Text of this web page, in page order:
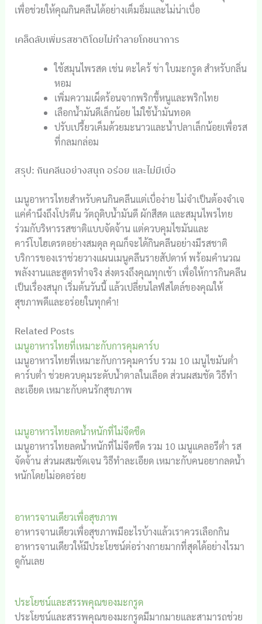
เพื่อช่วยให้คุณกินคลีนได้อย่างเต็มอิ่มและไม่น่าเบื่อ
เคล็ดลับเพิ่มรสชาติโดยไม่ทำลายโภชนาการ
ใช้สมุนไพรสด เช่น ตะไคร้ ข่า ใบมะกรูด สำหรับกลิ่น
หอม
เพิ่มความเผ็ดร้อนจากพริกขี้หนูและพริกไทย
เลือกน้ำมันดีเล็กน้อย ไม่ใช้น้ำมันทอด
ปรับเปรี้ยวเค็มด้วยมะนาวและน้ำปลาเล็กน้อยเพื่อรส
ที่กลมกล่อม
สรุป: กินคลีนอย่างสนุก อร่อย และไม่มีเบื่อ
เมนูอาหารไทยสำหรับคนกินคลีนแต่เบื่อง่าย ไม่จำเป็นต้องจำเจ
แค่คำนึงถึงโปรตีน วัตถุดิบน้ำมันดี ผักสีสด และสมุนไพรไทย
ร่วมกับริหารรสชาติแบบจัดจ้าน แต่ควบคุมไขมันและ
คาร์โบไฮเดรตอย่างสมดุล คุณก็จะได้กินคลีนอย่างมีรสชาติ
บริการของเราช่วยวางแผนเมนูคลีนรายสัปดาห์ พร้อมคำนวณ
พลังงานและสูตรทำจริง ส่งตรงถึงคุณทุกเช้า เพื่อให้การกินคลีน
เป็นเรื่องสนุก เริ่มต้นวันนี้ แล้วเปลี่ยนไลฟ์สไตล์ของคุณให้
สุขภาพดีและอร่อยในทุกคำ!
Related Posts
เมนูอาหารไทยที่เหมาะกับการคุมคาร์บ
เมนูอาหารไทยที่เหมาะกับการคุมคาร์บ รวม 10 เมนูไขมันต่ำ
คาร์บต่ำ ช่วยควบคุมระดับน้ำตาลในเลือด ส่วนผสมชัด วิธีทำ
ละเอียด เหมาะกับคนรักสุขภาพ
เมนูอาหารไทยลดน้ำหนักที่ไม่จืดชืด
เมนูอาหารไทยลดน้ำหนักที่ไม่จืดชืด รวม 10 เมนูแคลอรีต่ำ รส
จัดจ้าน ส่วนผสมชัดเจน วิธีทำละเอียด เหมาะกับคนอยากลดน้ำ
หนักโดยไม่อดอร่อย
อาหารจานเดียวเพื่อสุขภาพ
อาหารจานเดียวเพื่อสุขภาพมีอะไรบ้างแล้วเราควรเลือกกิน
อาหารจานเดียวให้มีประโยชน์ต่อร่างกายมากที่สุดได้อย่างไรมา
ดูกันเลย
ประโยชน์และสรรพคุณของมะกรูด
ประโยชน์และสรรพคุณของมะกรูดมีมากมายและสามารถช่วย